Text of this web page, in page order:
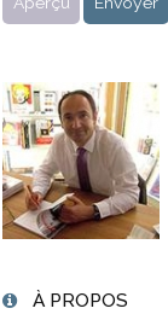
À PROPOS